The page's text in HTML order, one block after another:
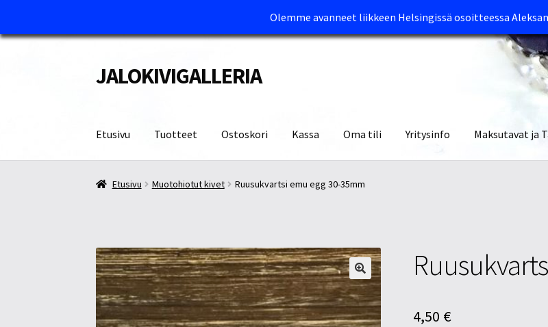
Olemme avanneet liikkeen Helsingissä osoitteessa
Siirry
navigointiin
Siirry
sisältöön
JALOKIVIGALLERIA
Etusivu Tuotteet Ostoskori Kassa Oma tili Yritysinfo Maksutavat ja
Etusivu Kassa Maksutavat ja Tärkeää tietää MyymälätOma tili
Etusivu Muotohiotut kivet Ruusukvartsi emu egg 30-35mm
4,50 €